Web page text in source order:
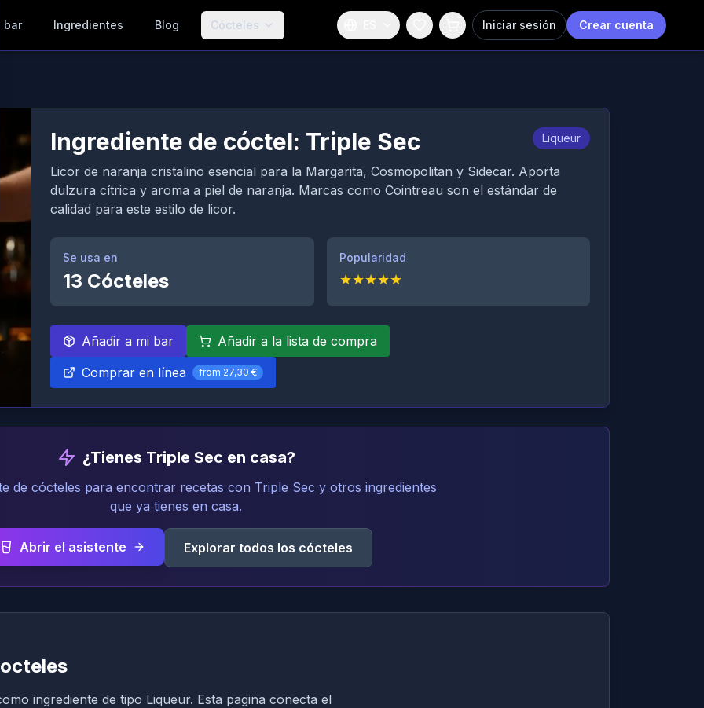
bar Ingredientes Blog Cócteles Iniciar sesión Crear cuenta
Ingrediente de cóctel: Triple Sec Liqueur
Licor de naranja cristalino esencial para la Margarita, Cosmopolitan y Sidecar. Aporta
dulzura cítrica y aroma a piel de naranja. Marcas como Cointreau son el estándar de
calidad para este estilo de licor.
Se usa en
13 Cócteles
Popularidad
★★★★★
Añadir a mi bar
Añadir a la lista de compra
Comprar en línea
from 27,30 €
¿Tienes Triple Sec en casa?
de cócteles para encontrar recetas con Triple Sec y otros ingredientes
que ya tienes en casa.
Abrir el asistente Explorar todos los cócteles
ingrediente de tipo Liqueur. Esta pagina conecta el